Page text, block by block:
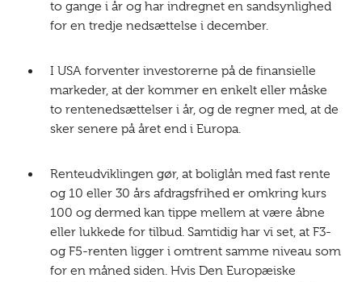
to gange i år og har indregnet en sandsynlighed
for en tredje nedsættelse i december.
I USA forventer investorerne på de finansielle
markeder, at der kommer en enkelt eller måske
to rentenedsættelser i år, og de regner med, at de
sker senere på året end i Europa.
Renteudviklingen gør, at boliglån med fast rente
og 10 eller 30 års afdragsfrihed er omkring kurs
100 og dermed kan tippe mellem at være åbne
eller lukkede for tilbud. Samtidig har vi set, at F3-
og F5-renten ligger i omtrent samme niveau som
for en måned siden. Hvis Den Europæiske